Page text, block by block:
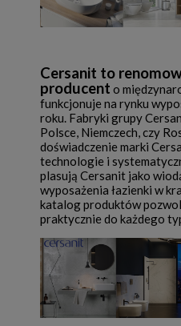
Cersanit to
producent o
funkcjonuje na rynku
roku. Fabryki grupy
Polsce, Niemczech, czy
doświadczenie marki
technologie i
plasują Cersanit jako
wyposażenia łazienki w
katalog produktów
praktycznie do każdego